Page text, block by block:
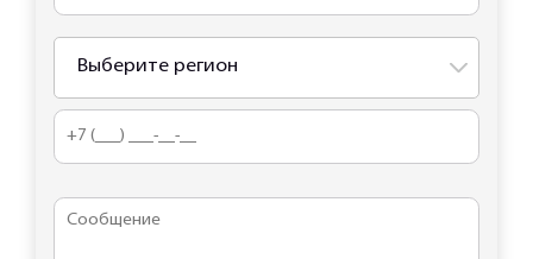
Выберите регион